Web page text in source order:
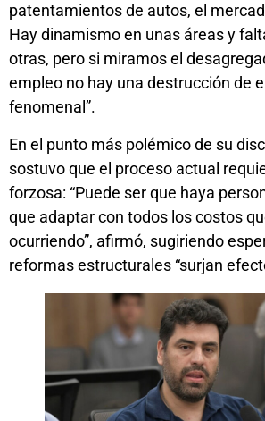
patentamientos de autos, el
Hay dinamismo en unas áreas y
otras, pero si miramos el
empleo no hay una destrucción de
fenomenal”.
En el punto más polémico de su
sostuvo que el proceso actual
forzosa: “Puede ser que haya
que adaptar con todos los costos
ocurriendo”, afirmó, sugiriendo
reformas estructurales “surjan